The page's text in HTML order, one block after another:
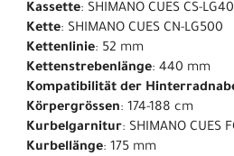
Kassette: SHIMANO CUES CS-
Kette: SHIMANO CUES CN-LG500
Kettenlinie: 52 mm
Kettenstrebenlänge: 440 mm
Kompatibilität der
Körpergrössen: 174-188 cm
Kurbelgarnitur: SHIMANO CUES
Kurbellänge: 175 mm